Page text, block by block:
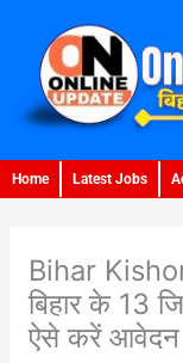
content
Home Latest Jobs
Bihar
बिहार के 13
ऐसे करें आवेदन